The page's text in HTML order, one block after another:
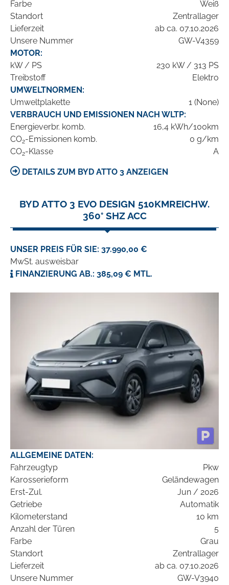
Farbe
Weiß
Standort
Zentrallager
Lieferzeit
ab ca. 07.10.2026
Unsere Nummer
GW-V4359
MOTOR:
kW / PS
230 kW / 313 PS
Treibstoff
Elektro
UMWELTNORMEN:
Umweltplakette
1 (None)
VERBRAUCH UND EMISSIONEN NACH WLTP:
Energieverbr. komb.
16,4 kWh/100km
CO2-Emissionen komb.
0 g/km
CO2-Klasse A
DETAILS ZUM BYD ATTO 3 ANZEIGEN
BYD ATTO 3 EVO DESIGN 510KMREICHW.
360° SHZ ACC
UNSER PREIS FÜR SIE: 37.990,00 €
MwSt. ausweisbar
FINANZIERUNG AB.: 385,09 € MTL.
ALLGEMEINE DATEN:
Fahrzeugtyp
Pkw
Karosserieform
Geländewagen
Erst-Zul.
Jun / 2026
Getriebe
Automatik
Kilometerstand
10 km
Anzahl der Türen
5
Farbe
Grau
Standort
Zentrallager
Lieferzeit
ab ca. 07.10.2026
Unsere Nummer
GW-V3940